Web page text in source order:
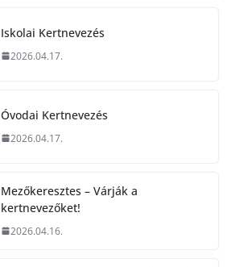
Iskolai Kertnevezés
2026.04.17.
Óvodai Kertnevezés
2026.04.17.
Mezőkeresztes – Várják a
kertnevezőket!
2026.04.16.